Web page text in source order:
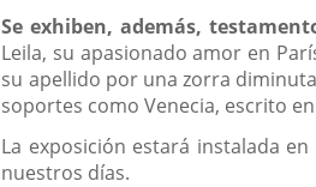
Se exhiben, además,
Leila, su apasionado amor en
su apellido por una zorra
soportes como Venecia, escrito
La exposición estará instalada
nuestros días.